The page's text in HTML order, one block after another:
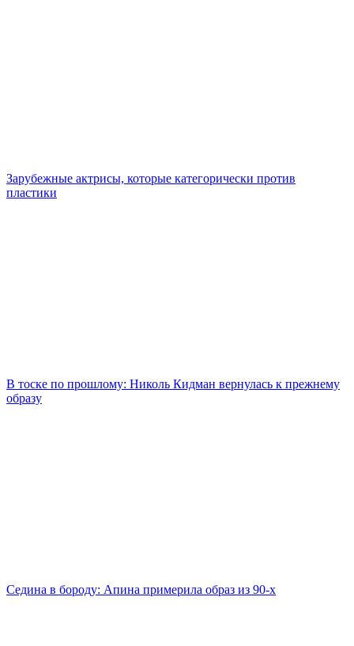
Зарубежные актрисы, которые категорически против
пластики
В тоске по прошлому: Николь Кидман вернулась к прежнему
образу
Седина в бороду: Апина примерила образ из 90-х